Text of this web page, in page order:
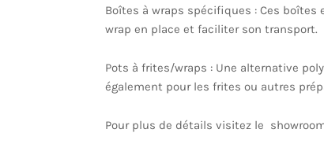
Boîtes à wraps spécifiques : Ces
wrap en place et faciliter son transport.
Pots à frites/wraps : Une alternative
également pour les frites ou autres
Pour plus de détails visitez le